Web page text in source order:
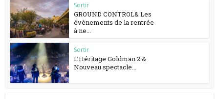
Sortir
GROUND CONTROL& Les
évènements de la rentrée
à ne...
Sortir
L’Héritage Goldman 2 &
Nouveau spectacle...